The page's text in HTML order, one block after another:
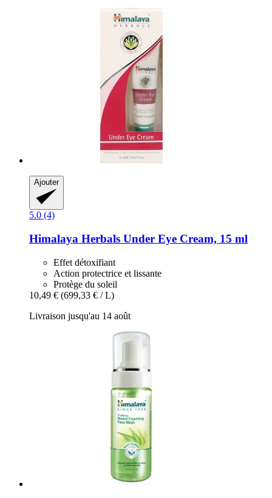
Ajouter
5.0 (4)
Himalaya Herbals Under Eye Cream, 15 ml
Effet détoxifiant
Action protectrice et lissante
Protège du soleil
10,49 € (699,33 € / L)
Livraison jusqu'au 14 août